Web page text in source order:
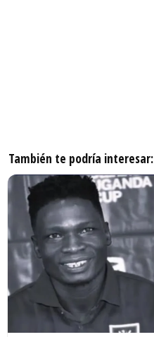
También te podría interesar: